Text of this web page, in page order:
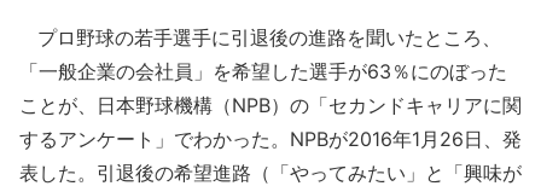
プロ野球の若手選手に引退後の進路を聞いたところ、
「一般企業の会社員」を希望した選手が63％にのぼった
ことが、日本野球機構（NPB）の「セカンドキャリアに関
するアンケート」でわかった。NPBが2016年1月26日、発
表した。引退後の希望進路（「やってみたい」と「興味が